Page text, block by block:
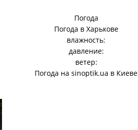
Погода
Погода в Харькове
влажность:
давление:
ветер:
Погода наsinoptik.ua в Киеве